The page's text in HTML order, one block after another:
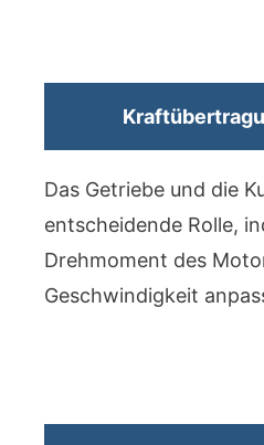
Das Getriebe und die
entscheidende Rolle,
Drehmoment des
Geschwindigkeit